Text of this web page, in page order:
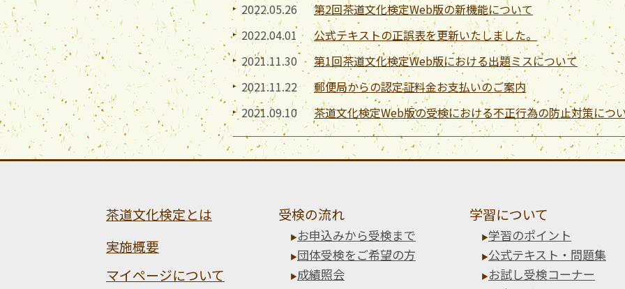
2022.05.26
第2回茶道文化検定Web版の新機能について
2022.04.01
公式テキストの正誤表を更新いたしました。
2021.11.30
第1回茶道文化検定Web版における出題ミスについて
2021.11.22
郵便局からの認定証料金お支払いのご案内
2021.09.10
茶道文化検定Web版の受検における不正行為の防止対策につ
茶道文化検定とは
実施概要
マイページについて
受検の流れ
お申込みから受検まで
団体受検をご希望の方
成績照会
学習について
学習のポイント
公式テキスト・問題集
お試し受検コーナー